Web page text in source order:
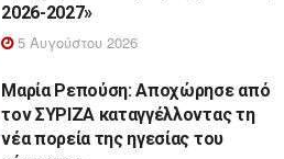
2026-2027»
5 Αυγούστου 2026
Μαρία Ρεπούση: Αποχώρησε από
τον ΣΥΡΙΖΑ καταγγέλλοντας τη
νέα πορεία της ηγεσίας του